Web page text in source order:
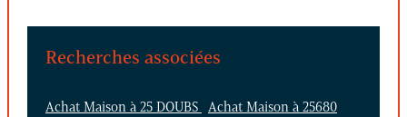
Recherches associées
Achat Maison à 25 DOUBS
Achat Maison à 25680